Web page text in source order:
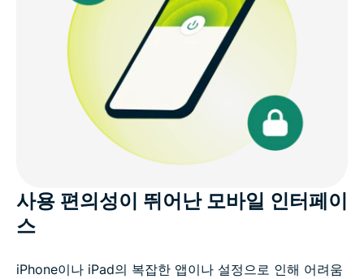
사용 편의성이 뛰어난 모바일 인터페이
스
iPhone이나 iPad의 복잡한 앱이나 설정으로 인해 어려움